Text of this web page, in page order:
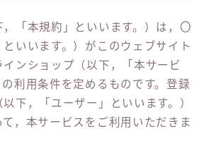
「本規約」といいます。）は，〇
いいます。）がこのウェブサイト
インショップ（以下，「本サービ
利用条件を定めるものです。登録
下，「ユーザー」といいます。）
，本サービスをご利用いただきま